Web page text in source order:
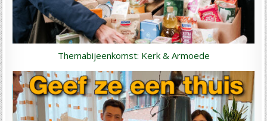
Themabijeenkomst: Kerk & Armoede